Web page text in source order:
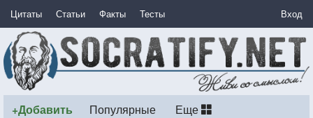
Цитаты Статьи Факты Тесты Вход
+Добавить Популярные Еще